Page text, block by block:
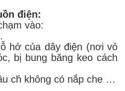
điện:
vào:
của dây điện (nơi vỏ
bị bung băng keo cách
không có nắp che …